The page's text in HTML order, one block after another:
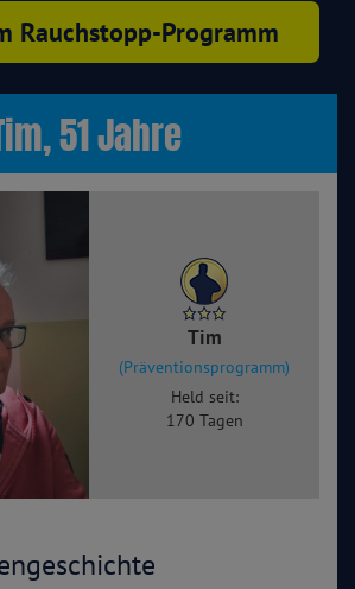
Rauchstopp-Programm
51 Jahre
Tim
(Präventionsprogramm)
Held seit:
170 Tagen